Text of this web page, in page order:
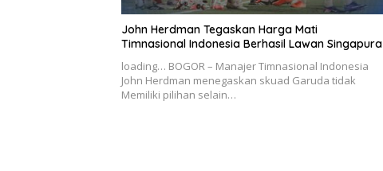
John Herdman Tegaskan Harga Mati
Timnasional Indonesia Berhasil Lawan Singapura
loading… BOGOR – Manajer Timnasional Indonesia
John Herdman menegaskan skuad Garuda tidak
Memiliki pilihan selain…